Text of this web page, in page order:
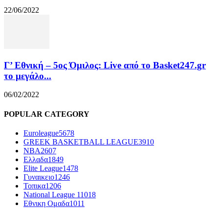
22/06/2022
Γ’ Εθνική – 5ος Όμιλος: Live από το Basket247.gr
το μεγάλο...
06/02/2022
POPULAR CATEGORY
Euroleague5678
GREEK BASKETBALL LEAGUE3910
NBA2607
Ελλαδα1849
Elite League1478
Γυναικειο1246
Τοπικα1206
National League 11018
Εθνικη Ομαδα1011